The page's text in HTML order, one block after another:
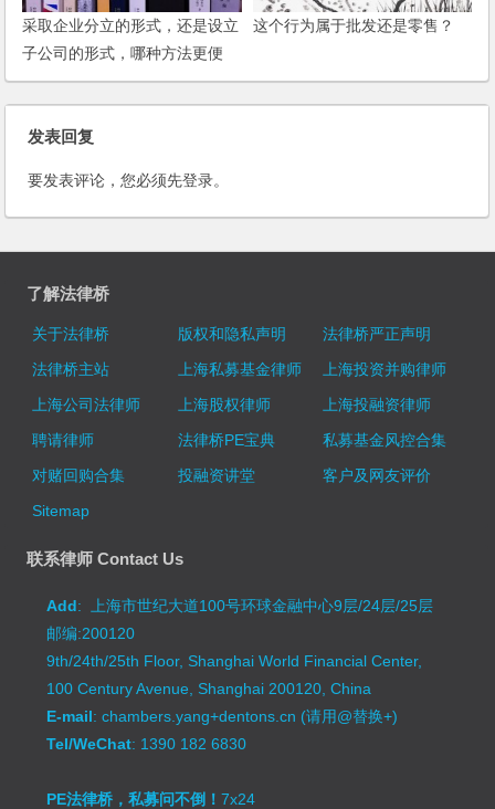
采取企业分立的形式，还是设立
子公司的形式，哪种方法更便
捷？
这个行为属于批发还是零售？
发表回复
要发表评论，您必须先登录。
了解法律桥
关于法律桥 版权和隐私声明
法律桥严正声明
法律桥主站
上海私募基金律师
上海投资并购律师
上海公司法律师
上海股权律师
上海投融资律师
聘请律师
法律桥PE宝典
私募基金风控合集
对赌回购合集
投融资讲堂
客户及网友评价
Sitemap
联系律师 Contact Us
Add: 上海市世纪大道100号环球金融中心9层/24层/25层
邮编:200120
9th/24th/25th Floor, Shanghai World Financial Center,
100 Century Avenue, Shanghai 200120, China
E-mail: chambers.yang+dentons.cn (请用@替换+)
Tel/WeChat: 1390 182 6830
PE法律桥，私募问不倒！7x24